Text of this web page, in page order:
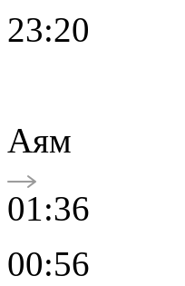
23:20
Аям
01:36
00:56